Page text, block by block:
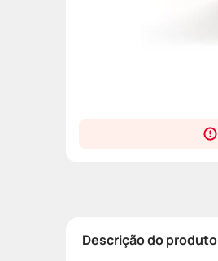
Descrição do produto